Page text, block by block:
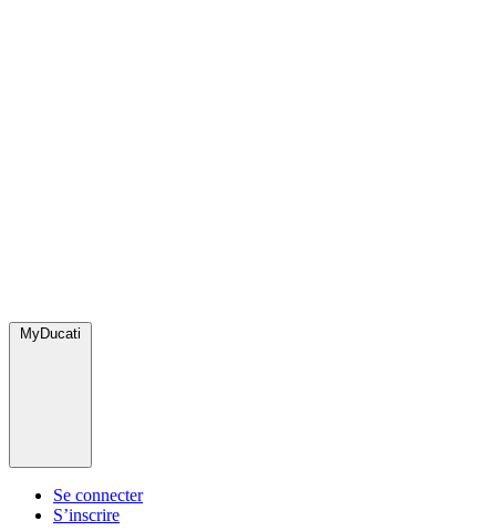
MyDucati
Se connecter
S’inscrire